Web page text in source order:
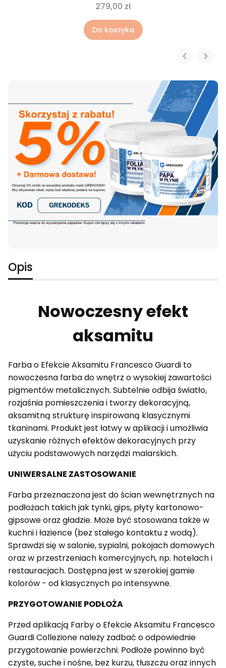
279,00 zł
Do koszyka
Opis
Nowoczesny efekt
aksamitu
Farba o Efekcie Aksamitu Francesco Guardi to
nowoczesna farba do wnętrz o wysokiej zawartości
pigmentów metalicznych. Subtelnie odbija światło,
rozjaśnia pomieszczenia i tworzy dekoracyjną,
aksamitną strukturę inspirowaną klasycznymi
tkaninami. Produkt jest łatwy w aplikacji i umożliwia
uzyskanie różnych efektów dekoracyjnych przy
użyciu podstawowych narzędzi malarskich.
UNIWERSALNE ZASTOSOWANIE
Farba przeznaczona jest do ścian wewnętrznych na
podłożach takich jak tynki, gips, płyty kartonowo-
gipsowe oraz gładzie. Może być stosowana także w
kuchni i łazience (bez stałego kontaktu z wodą).
Sprawdzi się w salonie, sypialni, pokojach domowych
oraz w przestrzeniach komercyjnych, np. hotelach i
restauracjach. Dostępna jest w szerokiej gamie
kolorów - od klasycznych po intensywne.
PRZYGOTOWANIE PODŁOŻA
Przed aplikacją Farby o Efekcie Aksamitu Francesco
Guardi Collezione należy zadbać o odpowiednie
przygotowanie powierzchni. Podłoże powinno być
czyste, suche i nośne, bez kurzu, tłuszczu oraz innych